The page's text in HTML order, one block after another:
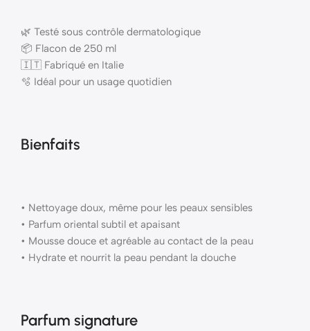
🌿 Testé sous contrôle dermatologique
📦 Flacon de 250 ml
🇮🇹 Fabriqué en Italie
🫧 Idéal pour un usage quotidien
Bienfaits
• Nettoyage doux, même pour les peaux sensibles
• Parfum oriental subtil et apaisant
• Mousse douce et agréable au contact de la peau
• Hydrate et nourrit la peau pendant la douche
Parfum signature